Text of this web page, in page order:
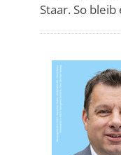
Staar. So